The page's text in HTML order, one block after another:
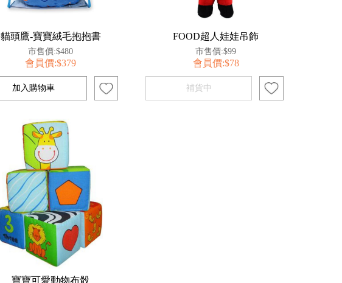
貓頭鷹-寶寶絨毛抱抱書
市售價:$480
會員價:$379
FOOD超人娃娃吊飾
市售價:$99
會員價:$78
寶寶可愛動物布骰